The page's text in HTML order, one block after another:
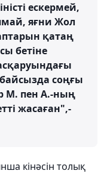
ескермей,
яғни Жол
қатаң
бетіне
соңғы
M. пен А.-ның
жасаған",-
кінәсін толық